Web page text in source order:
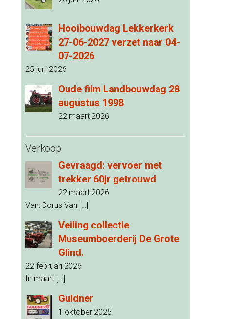
Hooibouwdag Lekkerkerk
27-06-2027 verzet naar 04-
07-2026
25 juni 2026
Oude film Landbouwdag 28
augustus 1998
22 maart 2026
Verkoop
Gevraagd: vervoer met
trekker 60jr getrouwd
22 maart 2026
Van: Dorus Van […]
Veiling collectie
Museumboerderij De Grote
Glind.
22 februari 2026
In maart […]
Guldner
1 oktober 2025